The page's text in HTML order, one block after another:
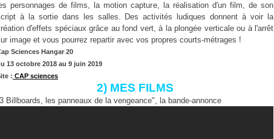
personnages de films, la motion capture, la réalisation d'un film, de son
à la sortie dans les salles. Des activités ludiques donnent à voir la
d'effets spéciaux grâce au fond vert, à la plongée verticale ou à l'arrêt
image et vous pourrez repartir avec vos propres courts-métrages !
Sciences Hangar 20
13 octobre 2018 au 9 juin 2019
: CAP sciences
2) MES FILMS
Billboards, les panneaux de la vengeance", la bande-annonce